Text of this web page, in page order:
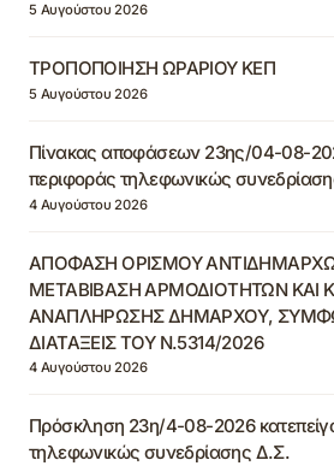
5 Αυγούστου 2026
ΤΡΟΠΟΠΟΙΗΣΗ ΩΡΑΡΙΟΥ ΚΕΠ
5 Αυγούστου 2026
Πίνακας αποφάσεων 23ης/04-08-
περιφοράς τηλεφωνικώς
4 Αυγούστου 2026
ΑΠΟΦΑΣΗ ΟΡΙΣΜΟΥ
ΜΕΤΑΒΙΒΑΣΗ ΑΡΜΟΔΙΟΤΗΤΩΝ ΚΑΙ
ΑΝΑΠΛΗΡΩΣΗΣ ΔΗΜΑΡΧΟΥ,
ΔΙΑΤΑΞΕΙΣ ΤΟΥ Ν.5314/2026
4 Αυγούστου 2026
Πρόσκληση 23η/4-08-2026
τηλεφωνικώς συνεδρίασης Δ.Σ.